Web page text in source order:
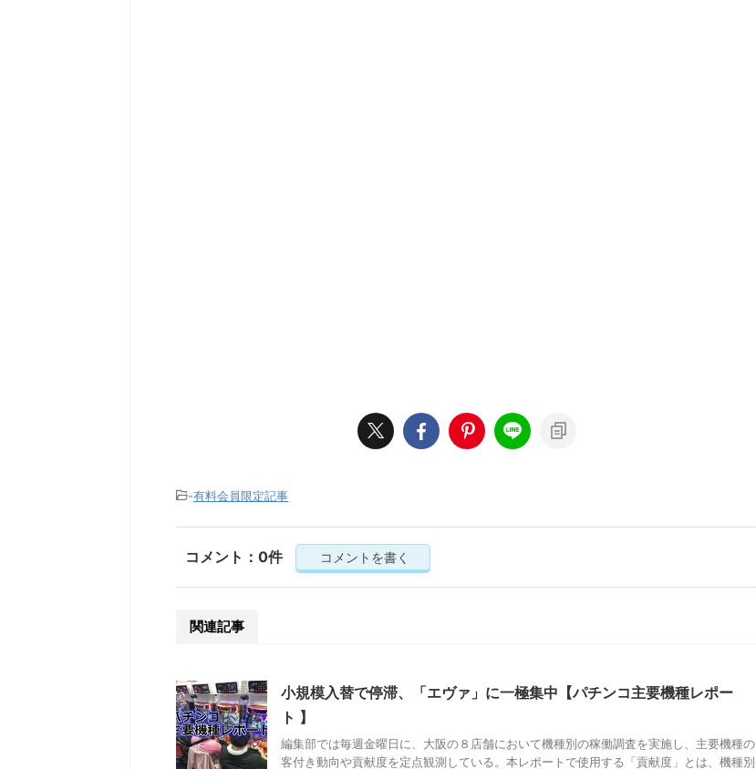
-有料会員限定記事
コメント：0件 コメントを書く
関連記事
小規模入替で停滞、「エヴァ」に一極集中【パチンコ主要機種レポー
ト 】
編集部では毎週金曜日に、大阪の８店舗において機種別の稼働調査を実施し、主要機種の
客付き動向や貢献度を定点観測している。本レポートで使用する「貢献度」とは、機種別